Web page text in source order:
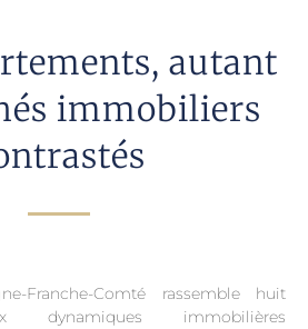
autant
immobiliers
Franche-Comté rassemble huit
dynamiques immobilières